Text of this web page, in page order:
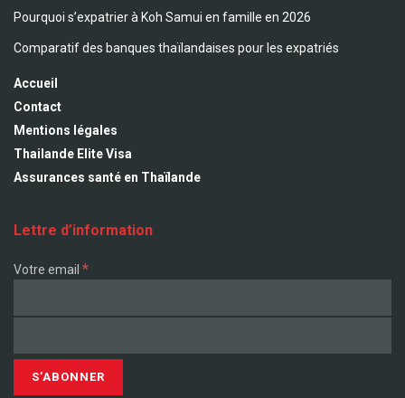
Pourquoi s’expatrier à Koh Samui en famille en 2026
Comparatif des banques thaïlandaises pour les expatriés
Accueil
Contact
Mentions légales
Thailande Elite Visa
Assurances santé en Thaïlande
Lettre d’information
Votre email *